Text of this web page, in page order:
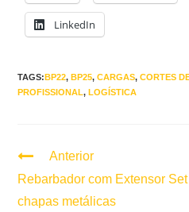
LinkedIn
TAGS: BP22, BP25,CARGAS,CORTES
PROFISSIONAL, LOGÍSTICA
Continuar
lendo
Anterior
Rebarbador com Extensor
chapas metálicas